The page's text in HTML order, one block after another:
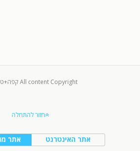
All content Copyright קפה+טלוויזיה
חזור להתחלה
אתר אתר האינטרנט